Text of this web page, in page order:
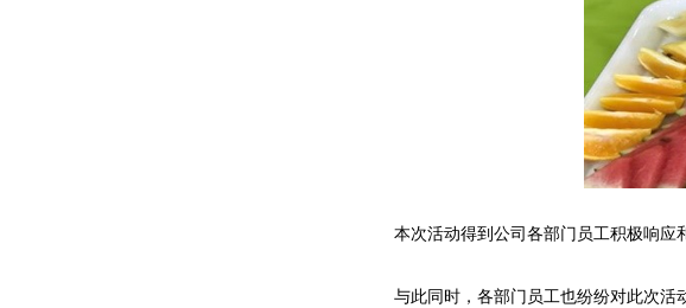
本次活动得到公司各部门员工积极响应
与此同时，各部门员工也纷纷对此次活